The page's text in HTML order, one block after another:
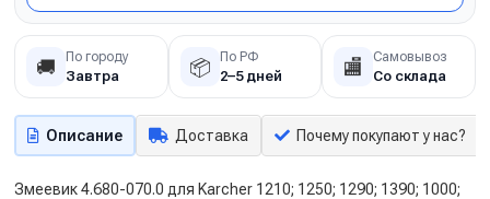
🚚 По городу
Завтра 📦 По РФ
2–5 дней 🏬 Самовывоз
Со склада
Описание Доставка Почему покупают у нас?
Змеевик 4.680-070.0 для Karcher 1210; 1250; 1290; 1390; 1000;